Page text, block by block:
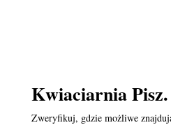
Kwiaciarnia Pisz.
Zweryfikuj, gdzie możliwe